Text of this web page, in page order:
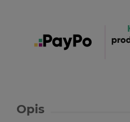
Opis